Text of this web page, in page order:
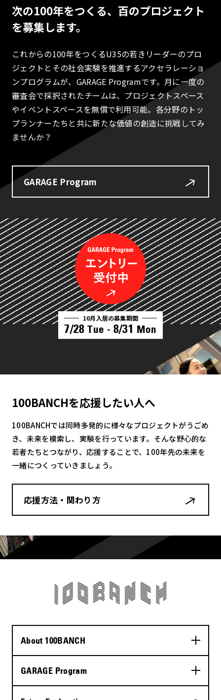
次の100年をつくる、百のプロジェクト
を募集します。
これからの100年をつくるU35の若きリーダーのプロ
ジェクトとその社会実験を推進するアクセラレーショ
ンプログラムが、GARAGE Programです。月に一度の
審査会で採択されたチームは、プロジェクトスペース
やイベントスペースを無償で利用可能。各分野のトッ
プランナーたちと共に新たな価値の創造に挑戦してみ
ませんか？
GARAGE Program
10月入居の募集期間
7/28 Tue - 8/31 Mon
100BANCHを応援したい人へ
100BANCHでは同時多発的に様々なプロジェクトがうごめ
き、未来を模索し、実験を行っています。そんな野心的な
若者たちとつながり、応援することで、100年先の未来を
一緒につくっていきましょう。
応援方法・関わり方
About 100BANCH
GARAGE Program